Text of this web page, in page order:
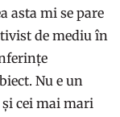
asta mi se pare
de mediu în
Nu e un
cei mai mari